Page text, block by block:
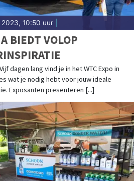
2023, 10:50 uur|
BIEDT VOLOP
Vijf dagen lang vind je in het WTC Expo in
wat je nodig hebt voor jouw ideale
Exposanten presenteren [...]